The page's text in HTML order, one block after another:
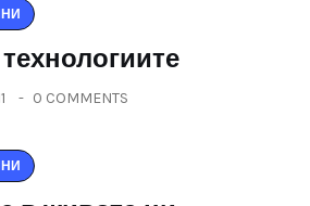
0 COMMENTS